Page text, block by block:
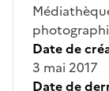
Date de
3 mai 2017
Date de